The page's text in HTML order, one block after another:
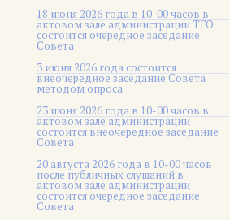
18 июня 2026 года в 10-00 часов в
актовом зале администрации ТГО
состоится очередное заседание
Совета
3 июня 2026 года состоится
внеочередное заседание Совета
методом опроса
23 июня 2026 года в 10-00 часов в
актовом зале администрации
состоится внеочередное заседание
Совета
20 августа 2026 года в 10-00 часов
после публичных слушаний в
актовом зале администрации
состоится очередное заседание
Совета